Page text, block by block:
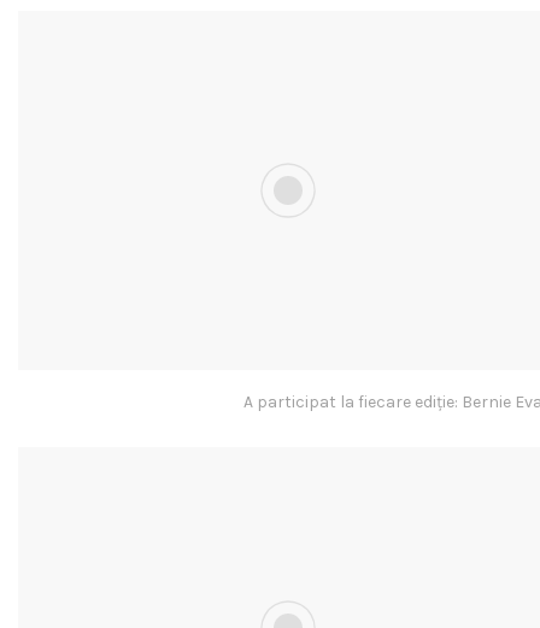
A participat la fiecare ediție: Bernie